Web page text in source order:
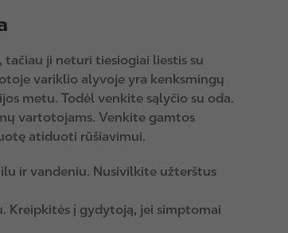
ji neturi tiesiogiai liestis su
variklio alyvoje yra kenksmingų
metu. Todėl venkite sąlyčio su oda.
vartotojams. Venkite gamtos
atiduoti rūšiavimui.
ir vandeniu. Nusivilkite užterštus
Kreipkitės į gydytoją, jei simptomai